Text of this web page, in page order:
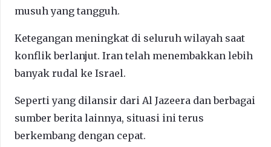
musuh yang tangguh.
Ketegangan meningkat di seluruh wilayah saat
konflik berlanjut. Iran telah menembakkan lebih
banyak rudal ke Israel.
Seperti yang dilansir dari Al Jazeera dan berbagai
sumber berita lainnya, situasi ini terus
berkembang dengan cepat.